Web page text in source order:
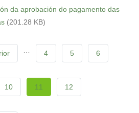
da aprobación do pagamento das
(201.28 KB)
Páxina
4 Páxina
5 Páxina
6
Páxina
10 Current
11 Páxina
12